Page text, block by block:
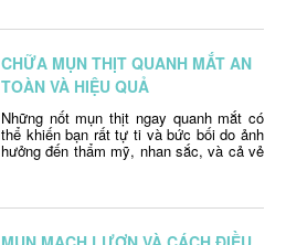
CHỮA MỤN THỊT QUANH MẮT AN
TOÀN VÀ HIỆU QUẢ
Những nốt mụn thịt ngay quanh mắt có
thể khiến bạn rất tự ti và bức bối do ảnh
hưởng đến thẩm mỹ, nhan sắc, và cả vẻ
đẹp của “cửa sổ tâm hồn”. Điều bạn